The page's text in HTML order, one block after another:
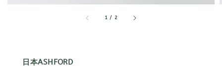
1 / 2
日本ASHFORD